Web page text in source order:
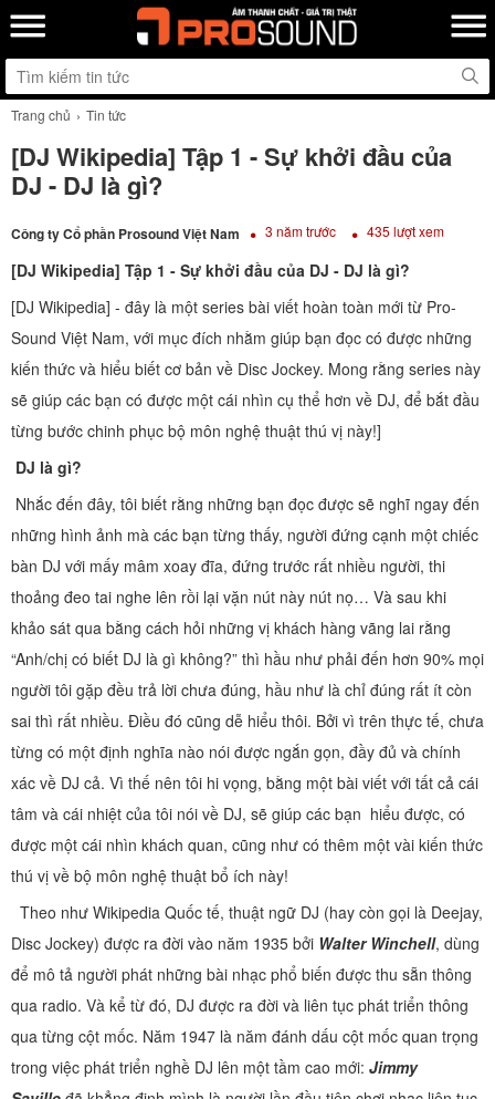
Trang chủ Tin tức
[DJ Wikipedia] Tập 1 - Sự khởi đầu của
DJ - DJ là gì?
Công ty Cổ phần Prosound Việt Nam 3 năm trước 435 lượt xem
[DJ Wikipedia] Tập 1 - Sự khởi đầu của DJ - DJ là gì?
[DJ Wikipedia] - đây là một series bài viết hoàn toàn mới từ Pro-
Sound Việt Nam, với mục đích nhằm giúp bạn đọc có được những
kiến thức và hiểu biết cơ bản về Disc Jockey. Mong rằng series này
sẽ giúp các bạn có được một cái nhìn cụ thể hơn về DJ, để bắt đầu
từng bước chinh phục bộ môn nghệ thuật thú vị này!]
DJ là gì?
Nhắc đến đây, tôi biết rằng những bạn đọc được sẽ nghĩ ngay đến
những hình ảnh mà các bạn từng thấy, người đứng cạnh một chiếc
bàn DJ với mấy mâm xoay đĩa, đứng trước rất nhiều người, thi
thoảng đeo tai nghe lên rồi lại vặn nút này nút nọ… Và sau khi
khảo sát qua bằng cách hỏi những vị khách hàng vãng lai rằng
“Anh/chị có biết DJ là gì không?” thì hầu như phải đến hơn 90% mọi
người tôi gặp đều trả lời chưa đúng, hầu như là chỉ đúng rất ít còn
sai thì rất nhiều. Điều đó cũng dễ hiểu thôi. Bởi vì trên thực tế, chưa
từng có một định nghĩa nào nói được ngắn gọn, đầy đủ và chính
xác về DJ cả. Vì thế nên tôi hi vọng, bằng một bài viết với tất cả cái
tâm và cái nhiệt của tôi nói về DJ, sẽ giúp các bạn hiểu được, có
được một cái nhìn khách quan, cũng như có thêm một vài kiến thức
thú vị về bộ môn nghệ thuật bổ ích này!
Theo như Wikipedia Quốc tế, thuật ngữ DJ (hay còn gọi là Deejay,
Disc Jockey) được ra đời vào năm 1935 bởi Walter Winchell, dùng
để mô tả người phát những bài nhạc phổ biến được thu sẵn thông
qua radio. Và kể từ đó, DJ được ra đời và liên tục phát triển thông
qua từng cột mốc. Năm 1947 là năm đánh dấu cột mốc quan trọng
trong việc phát triển nghề DJ lên một tầm cao mới: Jimmy